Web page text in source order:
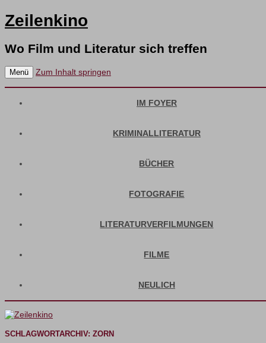
Zeilenkino
Wo Film und Literatur sich treffen
Menü Zum Inhalt springen
IM FOYER
KRIMINALLITERATUR
BÜCHER
FOTOGRAFIE
LITERATURVERFILMUNGEN
FILME
NEULICH
SCHLAGWORTARCHIV: ZORN